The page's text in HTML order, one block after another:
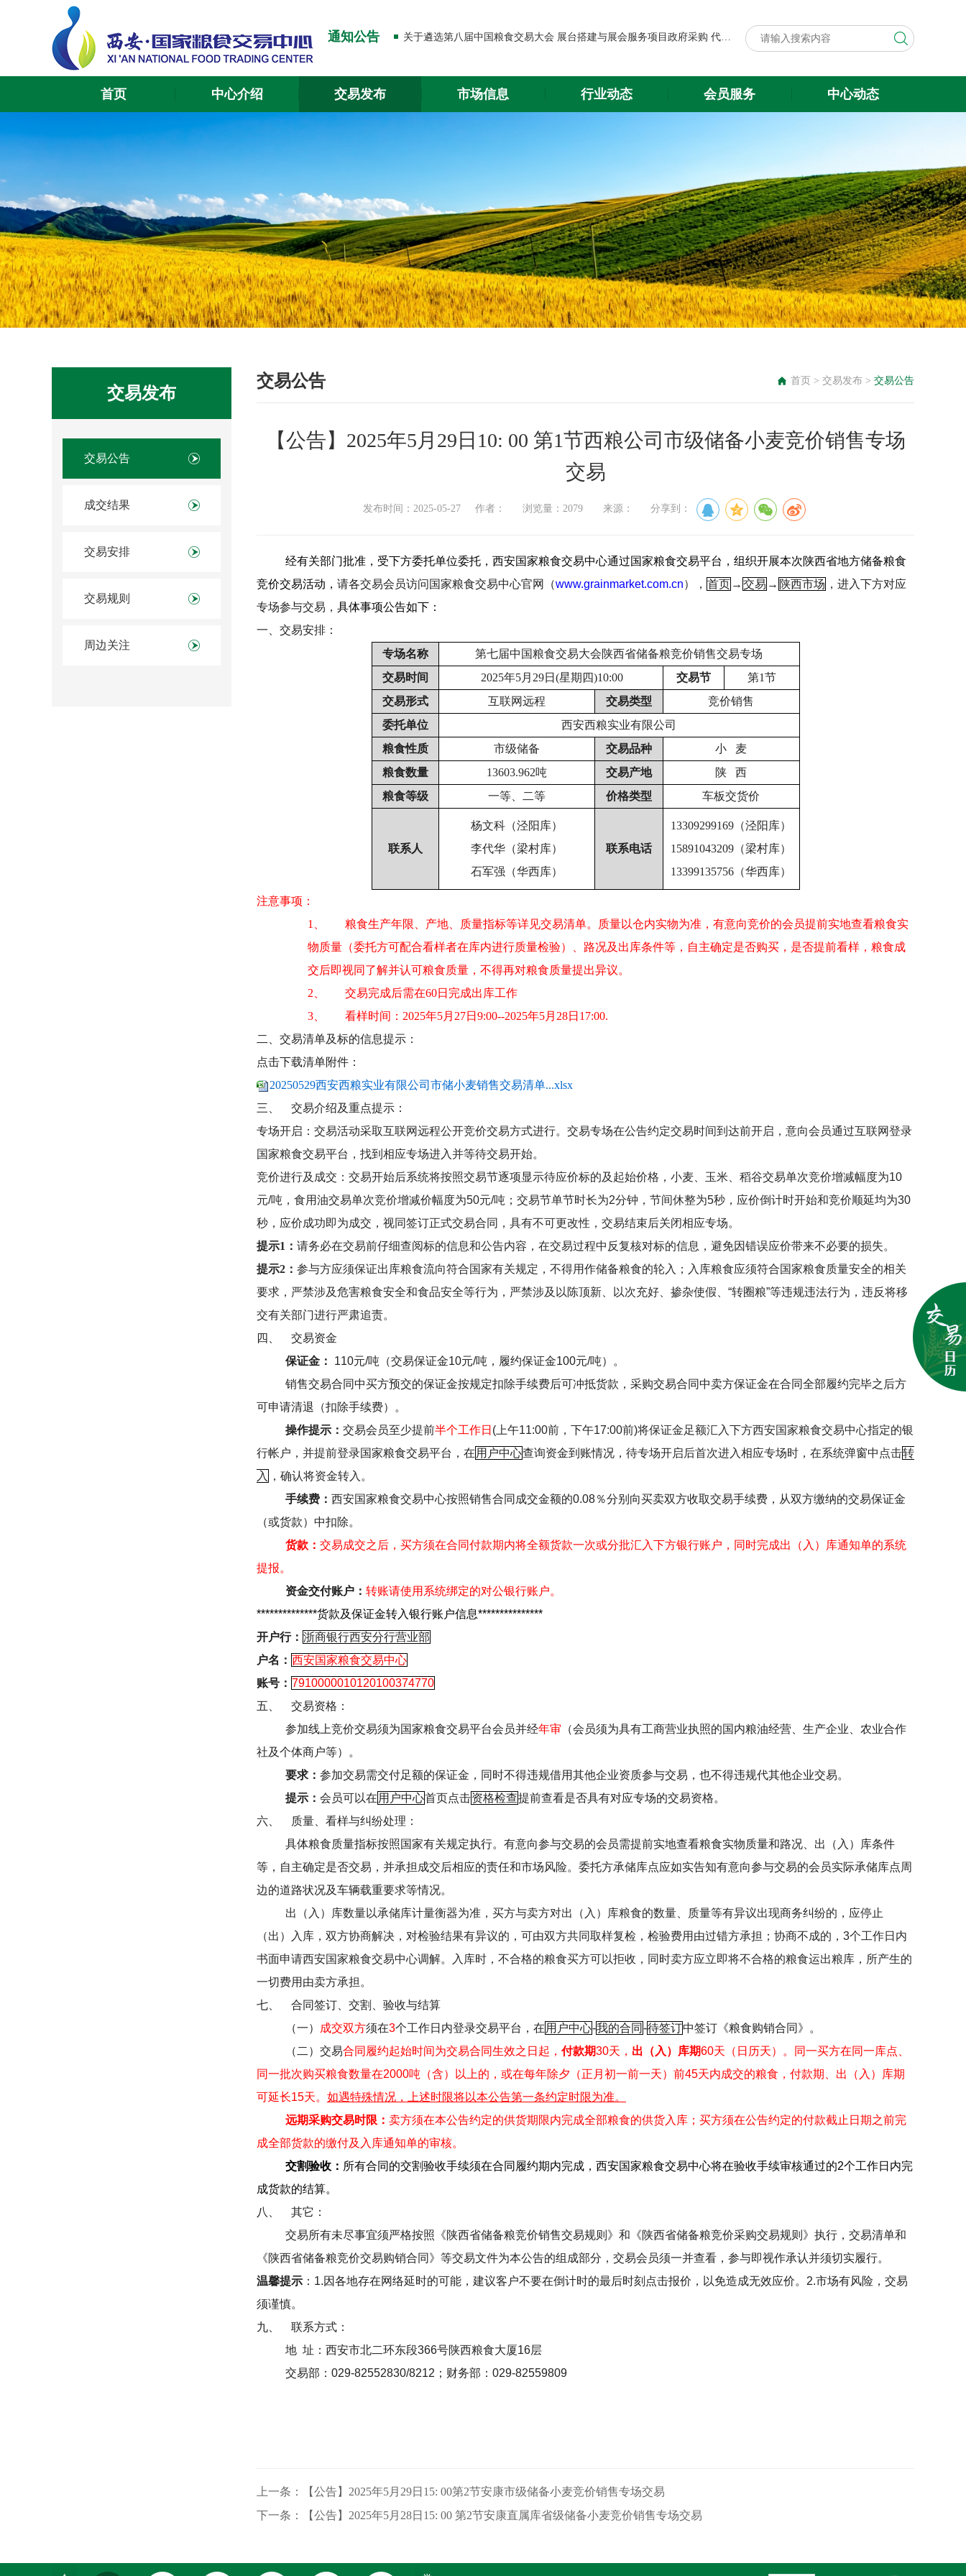
通知公告
关于遴选第八届中国粮食交易大会 展台搭建与展会服务项目政府采购 代理机构的公告
首页 中心介绍 交易发布 市场信息 行业动态 会员服务 中心动态
交易发布
交易公告
成交结果
交易安排
交易规则
周边关注
交易公告 首页 > 交易发布 > 交易公告
【公告】2025年5月29日10: 00 第1节西粮公司市级储备小麦竞价销售专场
交易
发布时间：2025-05-27 作者： 浏览量：2079 来源： 分享到：
经有关部门批准，受下方委托单位委托，西安国家粮食交易中心通过国家粮食交易平台，组织开展本次陕西省地方储备粮食
竞价交易活动， 请各交易会员访问国家粮食交易中心官网（www.grainmarket.com.cn）， 首页 → 交易 → 陕西市场 ，进入下方对应
专场参与交易， 具体事项公告如下：
一、交易安排：
专场名称
第七届中国粮食交易大会陕西省储备粮竞价销售交易专场
交易时间
2025年5月29日(星期四)10:00 交易节
第1节
交易形式
互联网远程 交易类型
竞价销售
委托单位
西安西粮实业有限公司
粮食性质
市级储备 交易品种
小 麦
粮食数量
13603.962吨 交易产地
陕 西
粮食等级
一等、二等 价格类型 车板交货价
联系人
杨文科（泾阳库）
李代华（梁村库）
石军强（华西库）
联系电话
13309299169 （泾阳库）
15891043209 （梁村库）
13399135756 （华西库）
注意事项：
1、
粮食生产年限、产地、质量指标等详见交易清单。质量以仓内实物为准，有意向竞价的会员提前实地查看粮食实
物质量（委托方可配合看样者在库内进行质量检验）、路况及出库条件等，自主确定是否购买，是否提前看样，粮食成
交后即视同了解并认可粮食质量，不得再对粮食质量提出异议。
2、
交易完成后需在60日完成出库工作
3、
看样时间： 2025年5月 27日 9:00--2025年5月 28日 17:00.
二、交易清单及标的信息提示：
点击下载清单附件：
20250529西安西粮实业有限公司市储小麦销售交易清单...xlsx
三、
交易介绍及重点提示：
专场开启：交易活动采取互联网远程公开竞价交易方式进行。交易专场在公告约定交易时间到达前开启，意向会员通过互联网登录
国家粮食交易平台，找到相应专场进入并等待交易开始。
竞价进行及成交：交易开始后系统将按照交易节逐项显示待应价标的及起始价格，小麦、玉米、稻谷交易单次竞价增减幅度为10
元/吨，食用油交易单次竞价增减价幅度为50元/吨；交易节单节时长为2分钟，节间休整为5秒，应价倒计时开始和竞价顺延均为30
秒，应价成功即为成交，视同签订正式交易合同，具有不可更改性，交易结束后关闭相应专场。
提示1： 请务必在交易前仔细查阅标的信息和公告内容，在交易过程中反复核对标的信息，避免因错误应价带来不必要的损失。
提示2： 参与方应须保证出库粮食流向符合国家有关规定，不得用作储备粮食的轮入；入库粮食应须符合国家粮食质量安全的相关
要求，严禁涉及危害粮食安全和食品安全等行为，严禁涉及以陈顶新、以次充好、掺杂使假、 “转圈粮”等违规违法行为，违反将移
交有关部门进行严肃追责。
四、
交易资金
保证金：
110元/吨（交易保证金10元/吨，履约保证金100元/吨）。
销售交易合同中买方预交的保证金按规定扣除手续费后可冲抵货款，采购交易合同中卖方保证金在合同全部履约完毕之后方
可申请清退（扣除手续费）。
操作提示： 交易会员至少提前半个工作日 ( 上午11:00前，下午17:00前)将保证金足额汇入下方西安国家粮食交易中心指定的银
行帐户，并提前登录国家粮食交易平台，在 用户中心查询资金到账情况， 待专场开启后首次进入相应专场时，在系统弹窗中点击转
入
，确认将资金转入。
手续费： 西安国家粮食交易中心按照销售合同成交金额的0.08％分别向买卖双方收取交易手续费，从双方缴纳的交易保证金
（或货款）中扣除。
货款： 交易成交之后，买方须在合同付款期内将全额货款一次或分批汇入下方银行账户，同时完成出（入）库通知单的系统
提报。
资金交付账户： 转账请使用系统绑定的对公银行账户。
**************货款及保证金转入银行账户信息***************
开户行： 浙商银行西安分行营业部
户名： 西安国家粮食交易中心
账号： 7910000010120100374770
五、
交易资格：
参加线上竞价交易须为国家粮食交易平台会员并经年审 （会员须为具有工商营业执照的国内粮油经营、生产企业、农业合作
社及个体商户等）。
要求： 参加交易需交付足额的保证金，同时不得违规借用其他企业资质参与交易，也不得违规代其他企业交易。
提示： 会员可以在 用户中心首页点击资格检查提前查看是否具有对应专场的交易资格。
六、
质量、看样与纠纷处理：
具体粮食质量指标按照国家有关规定执行。有意向参与交易的会员需提前实地查看粮食实物质量和路况、出（入）库条件
等，自主确定是否交易，并承担成交后相应的责任和市场风险。委托方承储库点应如实告知有意向参与交易的会员实际承储库点周
边的道路状况及车辆载重要求等情况。
出（入）库数量以承储库计量衡器为准，买方与卖方对出（入）库粮食的数量、质量等有异议出现商务纠纷的，应停止
（出）入库，双方协商解决，对检验结果有异议的，可由双方共同取样复检，检验费用由过错方承担；协商不成的， 3个工作日内
书面申请西安国家粮食交易中心调解。入库时，不合格的粮食买方可以拒收，同时卖方应立即将不合格的粮食运出粮库，所产生的
一切费用由卖方承担。
七、
合同签订、交割、验收与结算
（一）
成交双方须在3个工作日内登录交易平台，在 用户中心-我的合同 -待签订中签订《粮食购销合同》。
（二）交易合同履约起始时间为交易合同生效之日起， 付款期30天， 出（入）库期60天（日历天）。同一买方在同一库点、
同一批次购买粮食数量在2000吨（含）以上的，或在每年除夕（正月初一前一天）前45天内成交的粮食，付款期、出（入）库期
可延长15天。 如遇特殊情况，上述时限将以本公告第一条约定时限为准。
远期采购交易时限： 卖方须在本公告约定的供货期限内完成全部粮食的供货入库；买方须在公告约定的付款截止日期之前完
成全部货款的缴付及入库通知单的审核。
交割验收： 所有合同的交割验收手续须在合同履约期内完成，西安国家粮食交易中心将在验收手续审核通过的2个工作日内完
成货款的结算。
八、
其它：
交易所有未尽事宜须严格按照《陕西省储备粮竞价销售交易规则》和《陕西省储备粮竞价采购交易规则》执行，交易清单和
《陕西省储备粮竞价交易购销合同》等交易文件为本公告的组成部分，交易会员须一并查看，参与即视作承认并须切实履行。
温馨提示 ： 1.因各地存在网络延时的可能，建议客户不要在倒计时的最后时刻点击报价，以免造成无效应价。 2.市场有风险，交易
须谨慎。
九、
联系方式：
地 址：西安市北二环东段366号陕西粮食大厦16层
交易部： 029-82552830/8212 ；财务部： 029-82559809
上一条：【公告】2025年5月29日15: 00第2节安康市级储备小麦竞价销售专场交易
下一条：【公告】2025年5月28日15: 00 第2节安康直属库省级储备小麦竞价销售专场交易